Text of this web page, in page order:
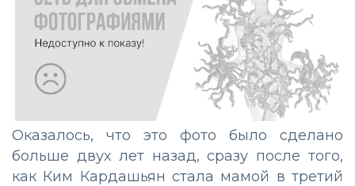
Оказалось, что это фото было сделано
больше двух лет назад, сразу после того,
как Ким Кардашьян стала мамой в третий